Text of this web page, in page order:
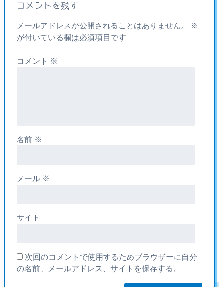
コメントを残す
メールアドレスが公開されることはありません。
※
が付いている欄は必須項目です
コメント ※
名前 ※
メール ※
サイト
次回のコメントで使用するためブラウザーに自分
の名前、メールアドレス、サイトを保存する。